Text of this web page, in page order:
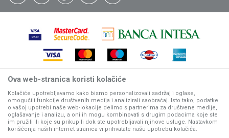
Pravo na odustajanje
Povraćaj sredstava
Zamena artikala
Nastojimo da budemo što precizniji u opisu proizvoda, prikazu
slika i samih cena, ali ne možemo garantovati da su sve
informacije kompletne i bez grešaka.
Svi artikli prikazani na sajtu su deo naše ponude, ali ne
podrazumeva da su dostupni u svakom trenutku.
Ova web-stranica koristi kolačiće
Kolačiće upotrebljavamo kako bismo personalizovali sadržaj i oglase,
omogućili funkcije društvenih medija i analizirali saobraćaj. Isto tako, podatke
o vašoj upotrebi naše web-lokacije delimo s partnerima za društvene medije,
oglašavanje i analizu, a oni ih mogu kombinovati s drugim podacima koje ste
im pružili ili koje su prikupili dok ste upotrebljavali njihove usluge. Nastavkom
korišćenja naših internet stranica vi prihvatate našu upotrebu kolačića.